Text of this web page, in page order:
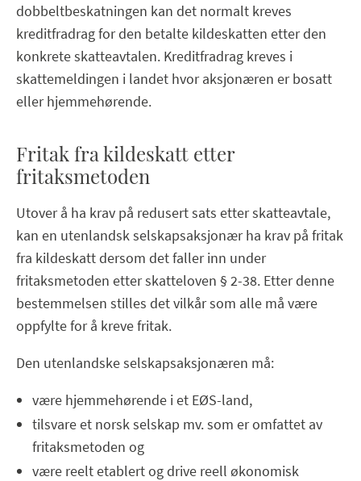
dobbeltbeskatningen kan det normalt kreves
kreditfradrag for den betalte kildeskatten etter den
konkrete skatteavtalen. Kreditfradrag kreves i
skattemeldingen i landet hvor aksjonæren er bosatt
eller hjemmehørende.
Fritak fra kildeskatt etter
fritaksmetoden
Utover å ha krav på redusert sats etter skatteavtale,
kan en utenlandsk selskapsaksjonær ha krav på fritak
fra kildeskatt dersom det faller inn under
fritaksmetoden etter skatteloven § 2-38. Etter denne
bestemmelsen stilles det vilkår som alle må være
oppfylte for å kreve fritak.
Den utenlandske selskapsaksjonæren må:
være hjemmehørende i et EØS-land,
tilsvare et norsk selskap mv. som er omfattet av
fritaksmetoden og
være reelt etablert og drive reell økonomisk